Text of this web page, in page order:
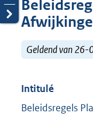
Geldend van
Intitulé
Beleidsregels